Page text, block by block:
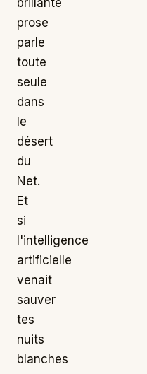
brillante
prose
parle
toute
seule
dans
le
désert
du
Net.
Et
si
l'intelligence
artificielle
venait
sauver
tes
nuits
blanches